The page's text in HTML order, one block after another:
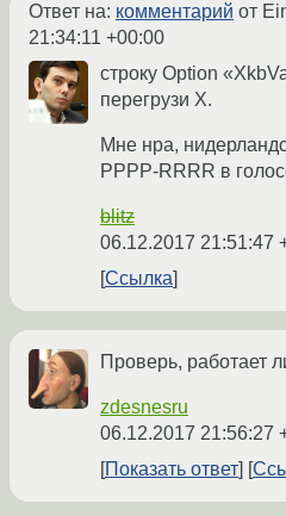
Ответ на: комментарий от
21:34:11 +00:00
строку Option
перегрузи X.
Мне нра,
РРРР-RRRR в
blitz
06.12.2017 21:51:47
Ссылка
Проверь, работает
zdesnesru
06.12.2017 21:56:27
Показать ответ